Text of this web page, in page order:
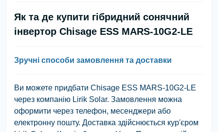
Як та де купити гібридний сонячний
інвертор Chisage ESS MARS-10G2-LE
Зручні способи замовлення та доставки
Ви можете придбати Chisage ESS MARS-10G2-LE
через компанію Lirik Solar. Замовлення можна
оформити через телефон, месенджери або
електронну пошту. Доставка здійснюється кур'єром